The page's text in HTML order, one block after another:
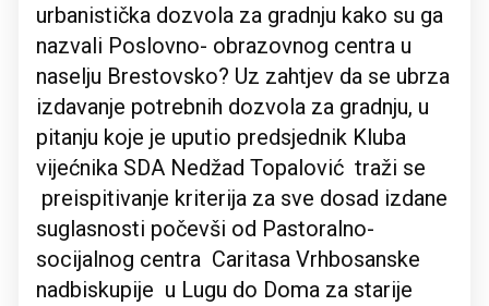
urbanistička dozvola za gradnju kako su ga
nazvali Poslovno- obrazovnog centra u
naselju Brestovsko? Uz zahtjev da se ubrza
izdavanje potrebnih dozvola za gradnju, u
pitanju koje je uputio predsjednik Kluba
vijećnika SDA Nedžad Topalović traži se
preispitivanje kriterija za sve dosad izdane
suglasnosti počevši od Pastoralno-
socijalnog centra Caritasa Vrhbosanske
nadbiskupije u Lugu do Doma za starije